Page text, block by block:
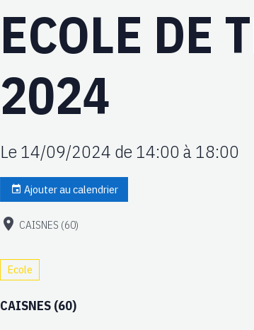
ECOLE DE
2024
Le 14/09/2024 de 14:00à 18:00
Ajouter au calendrier
CAISNES (60)
Ecole
CAISNES (60)